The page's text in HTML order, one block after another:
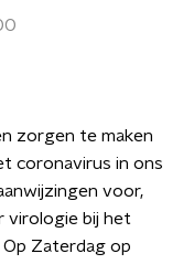
zorgen te maken
coronavirus in ons
voor,
virologie bij het
Op Zaterdag op